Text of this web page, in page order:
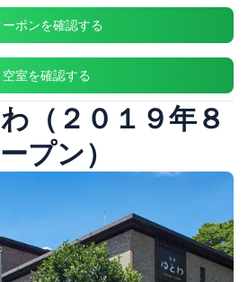
ーポンを確認する
空室を確認する
（２０１９年８
プン）